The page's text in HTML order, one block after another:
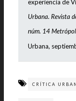
experiencia de
Urbana. Revista
núm. 14
Urbana,
CRÍTICA